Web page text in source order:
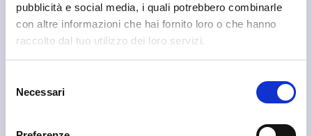
pubblicità e social media, i quali potrebbero combinarle
con altre informazioni che hai fornito loro o che hanno
raccolto dal tuo utilizzo dei loro servizi.
delNecessari
La Torre Piateda